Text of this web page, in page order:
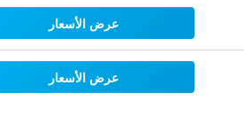
عرض الأسعار
عرض الأسعار